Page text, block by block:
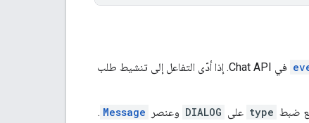
في Chat API. إذا أدّى التفاعل إلى تنشيط طلب
ضبط type على DIALOG وعنصر Message
.